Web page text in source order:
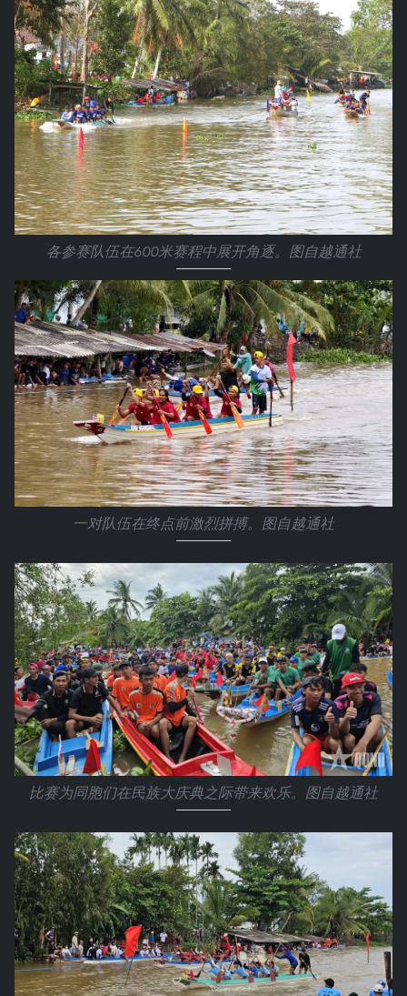
各参赛队伍在600米赛程中展开角逐。图自越通社
一对队伍在终点前激烈拼搏。图自越通社
比赛为同胞们在民族大庆典之际带来欢乐。图自越通社